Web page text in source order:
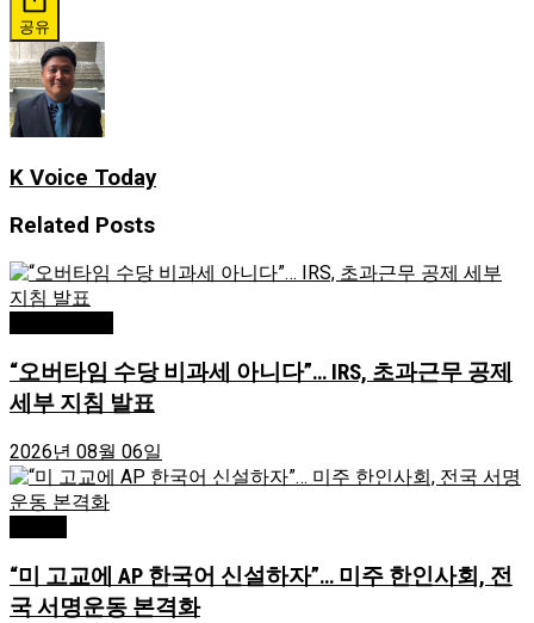
공유
K Voice Today
Related Posts
“오버타임 수당 비과세 아니다”… IRS, 초과근무 공제
세부 지침 발표
2026년 08월 06일
“미 고교에 AP 한국어 신설하자”… 미주 한인사회, 전
국 서명운동 본격화